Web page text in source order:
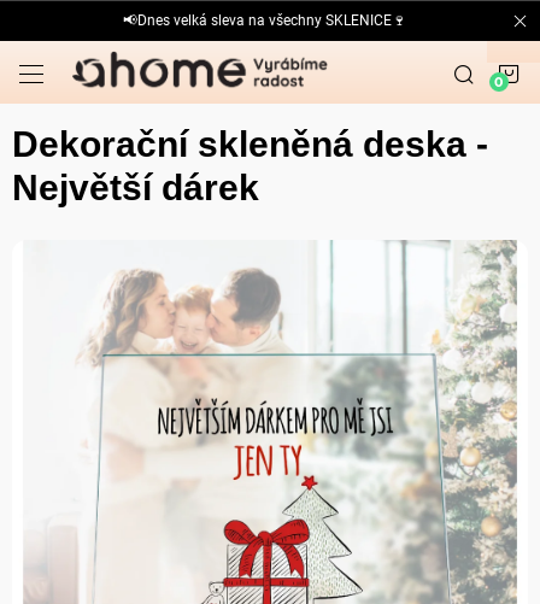
na
obsah
📢Dnes velká sleva na všechny SKLENICE🍷
Dekorační skleněná deska -
Největší dárek